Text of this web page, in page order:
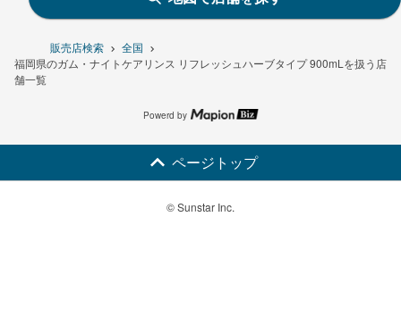
販売店検索
全国
福岡県のガム・ナイトケアリンス リフレッシュハーブタイプ 900mLを扱う店
舗一覧
Powerd by
ページトップ
© Sunstar Inc.